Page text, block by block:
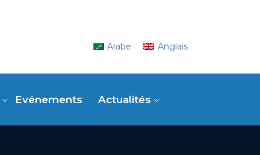
Arabe Anglais
Evénements Actualités